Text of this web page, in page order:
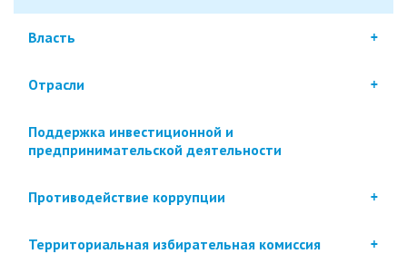
Власть
Отрасли
Поддержка инвестиционной и
предпринимательской деятельности
Противодействие коррупции
Территориальная избирательная комиссия